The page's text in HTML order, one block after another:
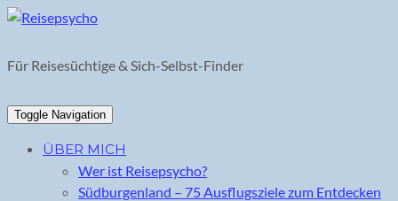
Skip
content
Für Reisesüchtige & Sich-Selbst-Finder
Toggle Navigation
ÜBER MICH
Wer ist Reisepsycho?
Südburgenland – 75 Ausflugsziele zum Entdecken